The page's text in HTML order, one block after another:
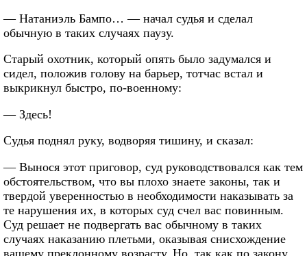
— Натаниэль Бампо… — начал судья и сделал
обычную в таких случаях паузу.
Старый охотник, который опять было задумался и
сидел, положив голову на барьер, тотчас встал и
выкрикнул быстро, по-военному:
— Здесь!
Судья поднял руку, водворяя тишину, и сказал:
— Вынося этот приговор, суд руководствовался как тем
обстоятельством, что вы плохо знаете законы, так и
твердой уверенностью в необходимости наказывать за
те нарушения их, в которых суд счел вас повинным.
Суд решает не подвергать вас обычному в таких
случаях наказанию плетьми, оказывая снисхождение